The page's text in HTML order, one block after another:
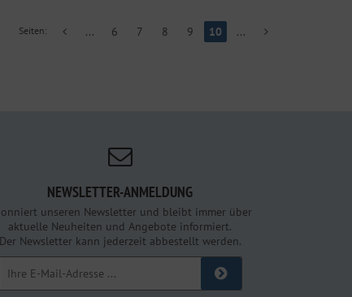
Seiten: ... 6 7 8 9 10 ...
NEWSLETTER-ANMELDUNG
unseren Newsletter und bleibt immer über
aktuelle Neuheiten und Angebote informiert.
Der Newsletter kann jederzeit abbestellt werden.